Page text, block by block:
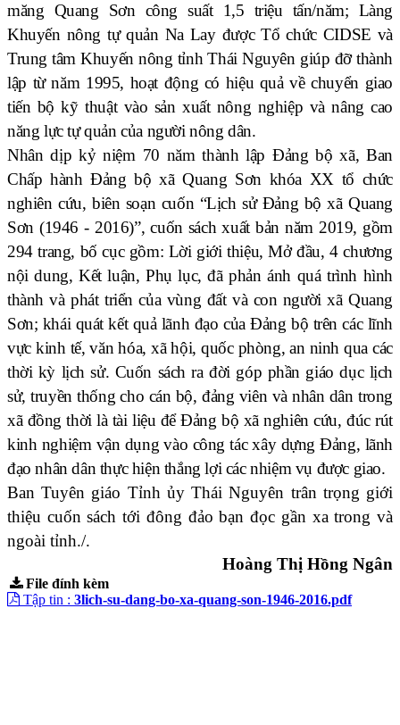
măng Quang Sơn công suất 1,5 triệu tấn/năm; Làng
Khuyến nông tự quản Na Lay được Tổ chức CIDSE và
Trung tâm Khuyến nông tỉnh Thái Nguyên giúp đỡ thành
lập từ năm 1995, hoạt động có hiệu quả về chuyển giao
tiến bộ kỹ thuật vào sản xuất nông nghiệp và nâng cao
năng lực tự quản của người nông dân.
Nhân dịp kỷ niệm 70 năm thành lập Đảng bộ xã, Ban
Chấp hành Đảng bộ xã Quang Sơn khóa XX tổ chức
nghiên cứu, biên soạn cuốn “Lịch sử Đảng bộ xã Quang
Sơn (1946 - 2016)”, cuốn sách xuất bản năm 2019, gồm
294 trang, bố cục gồm: Lời giới thiệu, Mở đầu, 4 chương
nội dung, Kết luận, Phụ lục, đã phản ánh quá trình hình
thành và phát triển của vùng đất và con người xã Quang
Sơn; khái quát kết quả lãnh đạo của Đảng bộ trên các lĩnh
vực kinh tế, văn hóa, xã hội, quốc phòng, an ninh qua các
thời kỳ lịch sử. Cuốn sách ra đời góp phần giáo dục lịch
sử, truyền thống cho cán bộ, đảng viên và nhân dân trong
xã đồng thời là tài liệu để Đảng bộ xã nghiên cứu, đúc rút
kinh nghiệm vận dụng vào công tác xây dựng Đảng, lãnh
đạo nhân dân thực hiện thắng lợi các nhiệm vụ được giao.
Ban Tuyên giáo Tỉnh ủy Thái Nguyên trân trọng giới
thiệu cuốn sách tới đông đảo bạn đọc gần xa trong và
ngoài tỉnh./.
Hoàng Thị Hồng Ngân
File đính kèm
Tập tin : 3lich-su-dang-bo-xa-quang-son-1946-2016.pdf